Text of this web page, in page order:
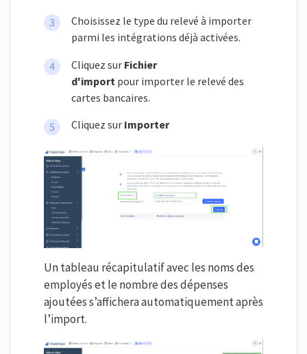
Choisissez le type du relevé à importer
parmi les intégrations déjà activées.
Cliquez sur Fichier
d'import pour importer le relevé des
cartes bancaires.
Cliquez sur Importer
Un tableau récapitulatif avec les noms des
employés et le nombre des dépenses
ajoutées s’affichera automatiquement après
l’import.